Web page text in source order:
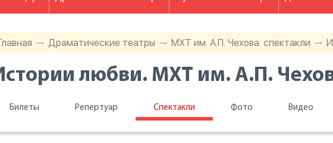
Драматические театры МХТ им. А.П. Чехова: спектакли
любви. МХТ им. А.П.
Билеты Репертуар Спектакли Фото Видео